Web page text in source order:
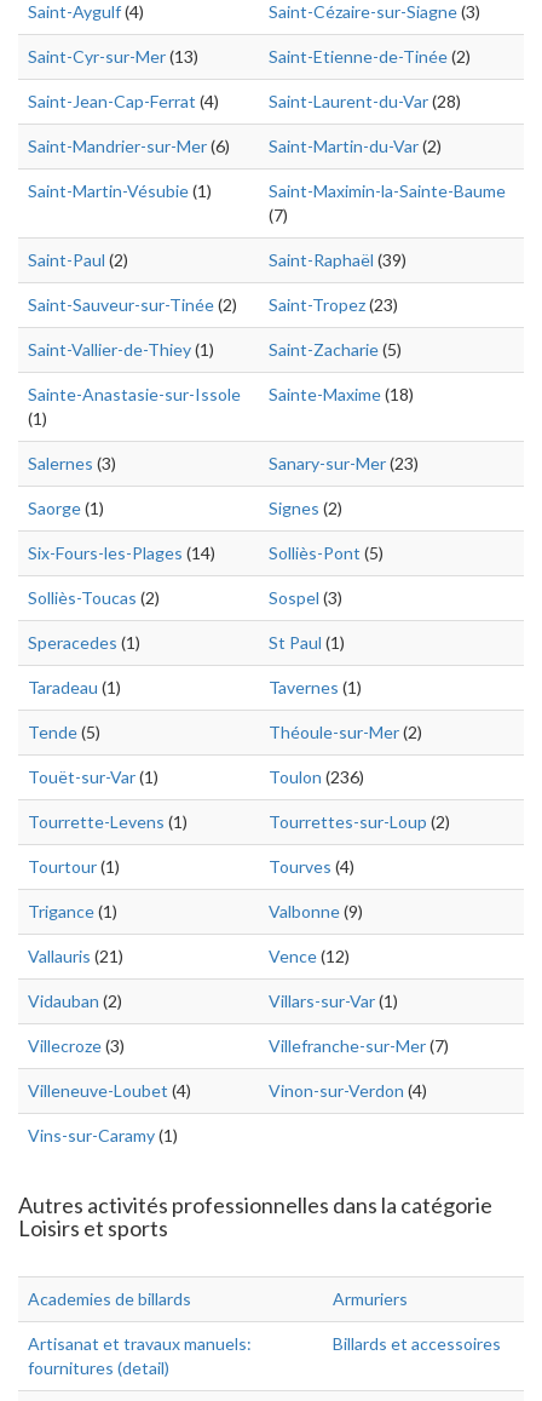
Saint-Aygulf(4) Saint-Cézaire-sur-Siagne(3)
Saint-Cyr-sur-Mer(13) Saint-Etienne-de-Tinée(2)
Saint-Jean-Cap-Ferrat (4) Saint-Laurent-du-Var(28)
Saint-Mandrier-sur-Mer(6) Saint-Martin-du-Var(2)
Saint-Martin-Vésubie(1)
Saint-Maximin-la-Sainte-Baume
(7)
Saint-Paul (2) Saint-Raphaël (39)
Saint-Sauveur-sur-Tinée(2) Saint-Tropez(23)
Saint-Vallier-de-Thiey(1) Saint-Zacharie(5)
Sainte-Anastasie-sur-Issole
(1)
Sainte-Maxime(18)
Salernes (3) Sanary-sur-Mer(23)
Saorge(1) Signes (2)
Six-Fours-les-Plages (14) Solliès-Pont (5)
Solliès-Toucas (2) Sospel (3)
Speracedes (1) St Paul (1)
Taradeau (1) Tavernes (1)
Tende(5) Théoule-sur-Mer(2)
Touët-sur-Var(1) Toulon (236)
Tourrette-Levens (1) Tourrettes-sur-Loup (2)
Tourtour(1) Tourves (4)
Trigance(1) Valbonne(9)
Vallauris (21) Vence(12)
Vidauban (2) Villars-sur-Var(1)
Villecroze(3) Villefranche-sur-Mer(7)
Villeneuve-Loubet (4) Vinon-sur-Verdon (4)
Vins-sur-Caramy(1)
Autres activités professionnelles dans la catégorie
Loisirs et sports
Academies de billards Armuriers
Artisanat et travaux manuels:
fournitures (detail)
Billards et accessoires